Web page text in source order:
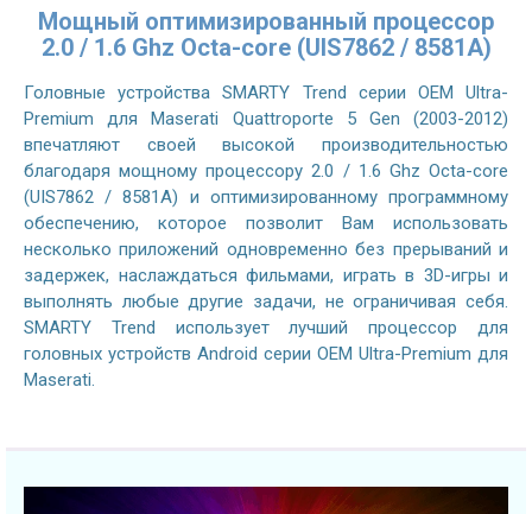
Мощный оптимизированный процессор
2.0 / 1.6 Ghz Octa-core (UIS7862 / 8581A)
Головные устройства SMARTY Trend серии OEM Ultra-
Premium для Maserati Quattroporte 5 Gen (2003-2012)
впечатляют своей высокой производительностью
благодаря мощному процессору 2.0 / 1.6 Ghz Octa-core
(UIS7862 / 8581A) и оптимизированному программному
обеспечению, которое позволит Вам использовать
несколько приложений одновременно без прерываний и
задержек, наслаждаться фильмами, играть в 3D-игры и
выполнять любые другие задачи, не ограничивая себя.
SMARTY Trend использует лучший процессор для
головных устройств Android серии OEM Ultra-Premium для
Maserati.